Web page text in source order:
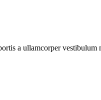
a ullamcorper